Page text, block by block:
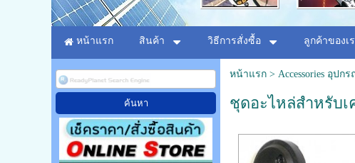
หน้าแรก สินค้า วิธีการสั่งซื้อ ลูกค้าของเ
หน้าแรก> Accessories อุปก
ชุดอะไหล่สำหรับเ